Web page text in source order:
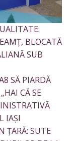
BLOCATĂ
SUB
SĂ PIARDĂ
CĂ SE
IAȘI
ȚARĂ: SUTE